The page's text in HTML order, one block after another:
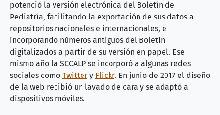
potenció la versión electrónica del Boletín de
Pediatría, facilitando la exportación de sus datos a
repositorios nacionales e internacionales, e
incorporando números antiguos del Boletín
digitalizados a partir de su versión en papel. Ese
mismo año la SCCALP se incorporó a algunas redes
sociales como Twitter y Flickr. En junio de 2017 el diseño
de la web recibió un lavado de cara y se adaptó a
dispositivos móviles.